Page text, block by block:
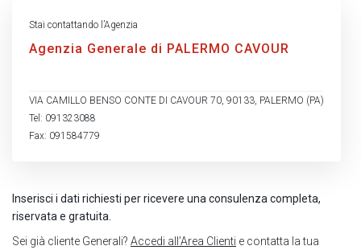
Inserisci i dati richiesti per ricevere una consulenza completa,
riservata e gratuita.
Sei già cliente Generali? Accedi all’Area Clienti e contatta la tua
Stai contattando l’Agenzia
Agenzia Generale di PALERMO CAVOUR
VIA CAMILLO BENSO CONTE DI CAVOUR 70, 90133, PALERMO (PA)
Tel: 091323088
Fax: 091584779